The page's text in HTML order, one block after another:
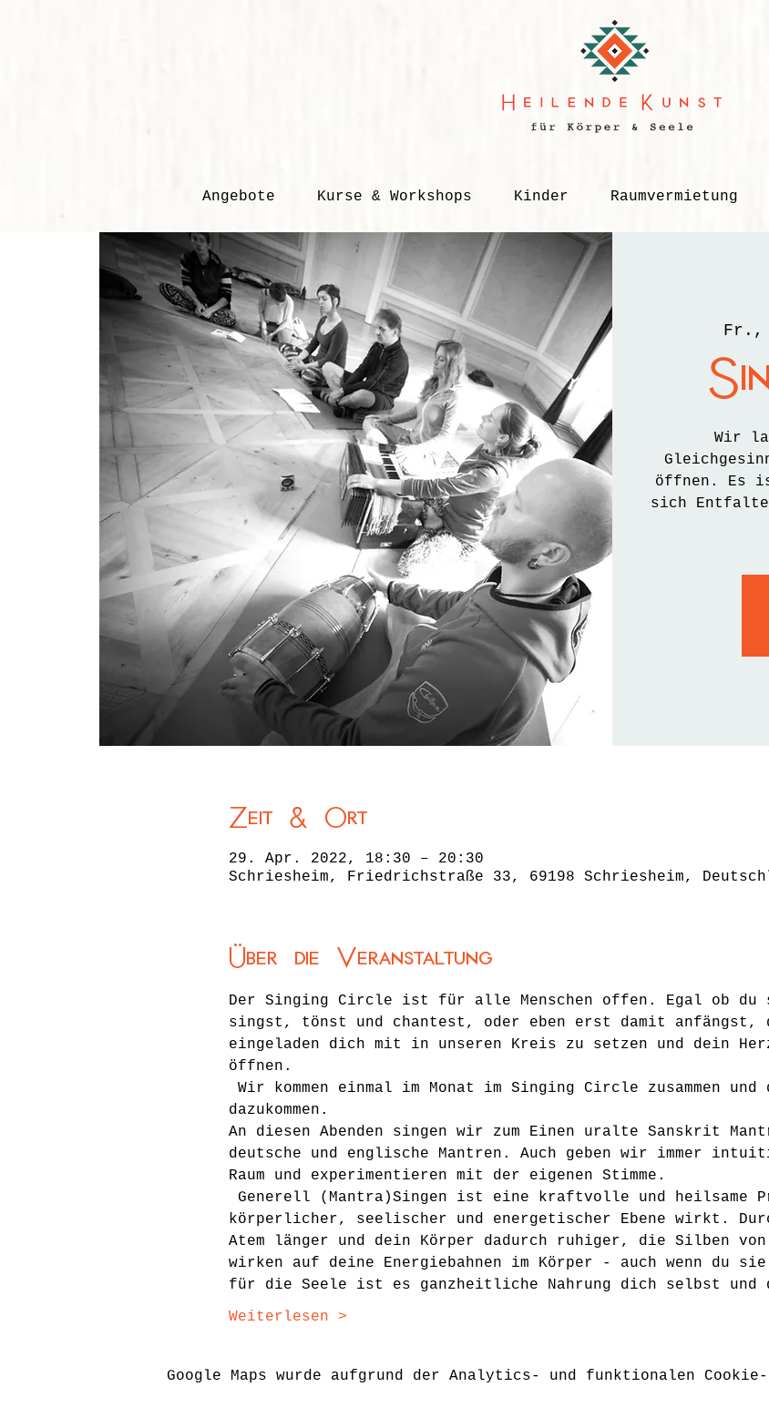
Angebote Kurse & Workshops Kinder Raumvermietung
Fr.,
Wir
öffnen. Es
sich
Zeit & Ort
29. Apr. 2022, 18:30 – 20:30
Schriesheim, Friedrichstraße 33, 69198 Schriesheim,
Über die Veranstaltung
Der Singing Circle ist für alle Menschen offen. Egal ob du
singst, tönst und chantest, oder eben erst damit
eingeladen dich mit in unseren Kreis zu setzen und dein
öffnen.
Wir kommen einmal im Monat im Singing Circle zusammen
dazukommen.
An diesen Abenden singen wir zum Einen uralte Sanskrit
deutsche und englische Mantren. Auch geben wir immer
Raum und experimentieren mit der eigenen Stimme.
Generell (Mantra)Singen ist eine kraftvolle und heilsame
körperlicher, seelischer und energetischer Ebene wirkt.
Atem länger und dein Körper dadurch ruhiger, die Silben von
wirken auf deine Energiebahnen im Körper - auch wenn du
für die Seele ist es ganzheitliche Nahrung dich selbst und
Weiterlesen >
Google Maps wurde aufgrund der Analytics- und funktionalen